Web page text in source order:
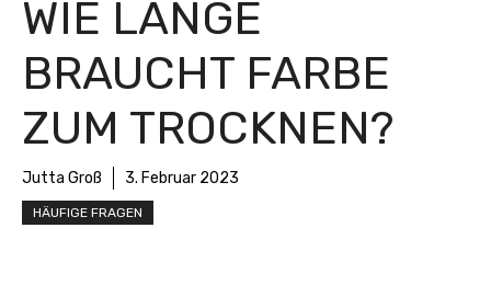
WIE LANGE
BRAUCHT FARBE
ZUM TROCKNEN?
Jutta Groß 3. Februar 2023
HÄUFIGE FRAGEN